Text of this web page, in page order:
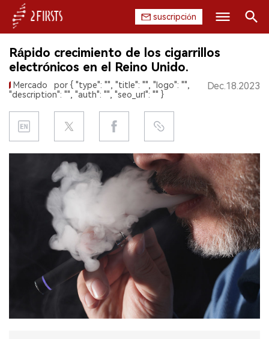
suscripción
INICIO
EMPRESA
PRODUCTO
DATOS
EXPOSICIÓN
ENTREVISTA
Rápido crecimiento de los cigarrillos
electrónicos en el Reino Unido.
Mercado
por { "type": "", "title": "", "logo": "",
"description": "", "auth": "", "seo_url": "" }
Dec.18.2023